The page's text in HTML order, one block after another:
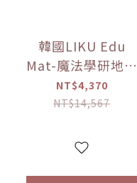
韓國LIKU Edu
Mat-魔法學研地墊
(240*140公分)
【優惠限定】(點讀
NT$4,370
NT$14,567